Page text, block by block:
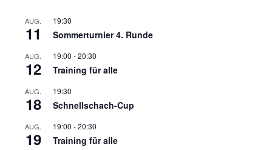
AUG.
11
19:30
Sommerturnier 4. Runde
AUG.
12
19:00 -20:30
Training für alle
AUG.
18
19:30
Schnellschach-Cup
AUG.
19
19:00 -20:30
Training für alle